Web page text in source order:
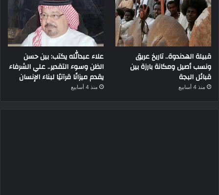
قبيلة الهدندوة.. تاريخ عريق
ونسب أصيل ومكانة بارزة بين
قبائل البجة
منذ 4 أسابيع
علاء عبدالله يكتب: بين حسن
الظن وسوء التقدير.. علي الشرفاء
يقدم ميزانًا قرآنيًا لبناء الإنسان
منذ 4 أسابيع